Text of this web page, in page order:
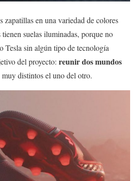
zapatillas en una variedad de colores
suelas iluminadas, porque no
Tesla sin algún tipo de tecnología
del proyecto: reunir dos mundos
distintos el uno del otro.